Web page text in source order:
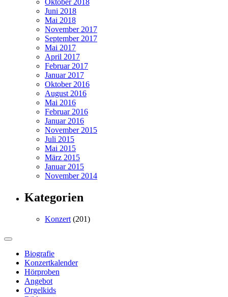
Oktober 2018
Juni 2018
Mai 2018
November 2017
September 2017
Mai 2017
April 2017
Februar 2017
Januar 2017
Oktober 2016
August 2016
Mai 2016
Februar 2016
Januar 2016
November 2015
Juli 2015
Mai 2015
März 2015
Januar 2015
November 2014
Kategorien
Konzert (201)
Biografie
Konzertkalender
Hörproben
Angebot
Orgelkids